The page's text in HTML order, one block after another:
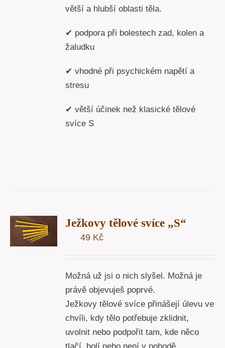
větší a hlubší oblasti těla.
✔ podpora při bolestech zad, kolen a
žaludku
✔ vhodné při psychickém napětí a
stresu
✔ větší účinek než klasické tělové
svíce S
Ježkovy tělové svíce „S“
49 Kč
Možná už jsi o nich slyšel. Možná je
právě objevuješ poprvé.
Ježkovy tělové svíce přinášejí úlevu ve
chvíli, kdy tělo potřebuje zklidnit,
uvolnit nebo podpořit tam, kde něco
tlačí, bolí nebo není v pohodě.